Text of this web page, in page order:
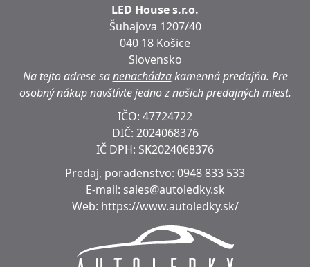
LED House s.r.o.
Šuhajova 1207/40
040 18 Košice
Slovensko
Na tejto adrese sanenachádzakamenná predajňa. Pre
osobný nákup navštívte jedno z našich predajných miest.
IČO: 47724722
DIČ: 2024068376
IČ DPH: SK2024068376
Predaj, poradenstvo: 0948 833 533
E-mail: sales@autoledky.sk
Web: https://www.autoledky.sk/